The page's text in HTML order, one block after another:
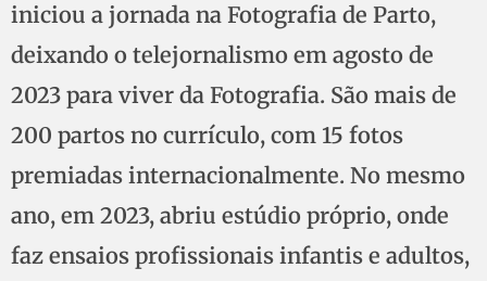
iniciou a jornada na Fotografia de Parto,
deixando o telejornalismo em agosto de
2023 para viver da Fotografia. São mais de
200 partos no currículo, com 15 fotos
premiadas internacionalmente. No mesmo
ano, em 2023, abriu estúdio próprio, onde
faz ensaios profissionais infantis e adultos,